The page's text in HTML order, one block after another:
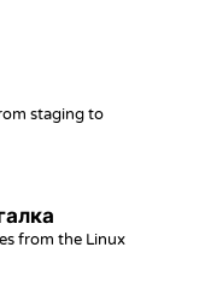
staging to
from the Linux